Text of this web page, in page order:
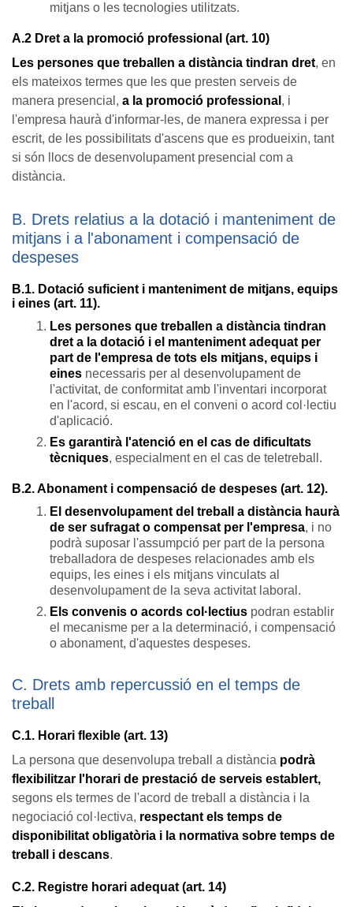
mitjans o les tecnologies utilitzats.
A.2 Dret a la promoció professional (art. 10)
Les persones que treballen a distància tindran dret, en
els mateixos termes que les que presten serveis de
manera presencial, a la promoció professional , i
l'empresa haurà d'informar-les, de manera expressa i per
escrit, de les possibilitats d'ascens que es produeixin, tant
si són llocs de desenvolupament presencial com a
distància.
B. Drets relatius a la dotació i manteniment de
mitjans i a l'abonament i compensació de
despeses
B.1. Dotació suficient i manteniment de mitjans, equips
i eines (art. 11).
Les persones que treballen a distància tindran
dret a la dotació i el manteniment adequat per
part de l'empresa de tots els mitjans, equips i
eines necessaris per al desenvolupament de
l'activitat, de conformitat amb l'inventari incorporat
en l'acord, si escau, en el conveni o acord col·lectiu
d'aplicació.
Es garantirà l'atenció en el cas de dificultats
tècniques, especialment en el cas de teletreball.
B.2. Abonament i compensació de despeses (art. 12).
El desenvolupament del treball a distància haurà
de ser sufragat o compensat per l'empresa, i no
podrà suposar l'assumpció per part de la persona
treballadora de despeses relacionades amb els
equips, les eines i els mitjans vinculats al
desenvolupament de la seva activitat laboral.
Els convenis o acords col·lectius podran establir
el mecanisme per a la determinació, i compensació
o abonament, d'aquestes despeses.
C. Drets amb repercussió en el temps de
treball
C.1. Horari flexible (art. 13)
La persona que desenvolupa treball a distància podrà
flexibilitzar l'horari de prestació de serveis establert,
segons els termes de l'acord de treball a distància i la
negociació col·lectiva, respectant els temps de
disponibilitat obligatòria i la normativa sobre temps de
treball i descans.
C.2. Registre horari adequat (art. 14)